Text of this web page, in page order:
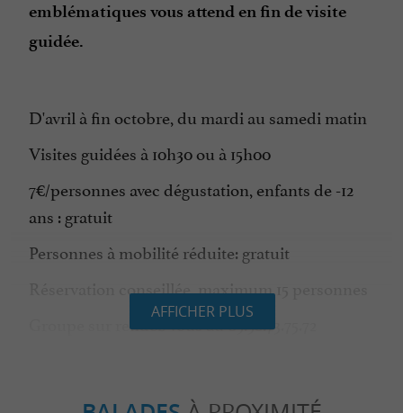
emblématiques vous attend en fin de visite
guidée.
D'avril à fin octobre, du mardi au samedi matin
Visites guidées à 10h30 ou à 15h00
7€/personnes avec dégustation, enfants de -12
ans : gratuit
Personnes à mobilité réduite: gratuit
Réservation conseillée, maximum 15 personnes
Groupe sur rendez-vous au 05.58.73.75.72
& UNE HISTOIRE FAMILIALE
AFFICHER PLUS